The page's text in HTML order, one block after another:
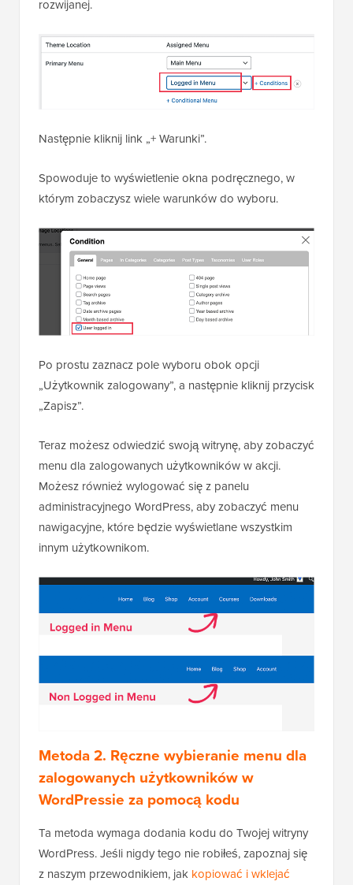
rozwijanej.
Następnie kliknij link „+ Warunki”.
Spowoduje to wyświetlenie okna podręcznego, w
którym zobaczysz wiele warunków do wyboru.
Po prostu zaznacz pole wyboru obok opcji
„Użytkownik zalogowany”, a następnie kliknij przycisk
„Zapisz”.
Teraz możesz odwiedzić swoją witrynę, aby zobaczyć
menu dla zalogowanych użytkowników w akcji.
Możesz również wylogować się z panelu
administracyjnego WordPress, aby zobaczyć menu
nawigacyjne, które będzie wyświetlane wszystkim
innym użytkownikom.
Metoda 2. Ręczne wybieranie menu dla
zalogowanych użytkowników w
WordPressie za pomocą kodu
Ta metoda wymaga dodania kodu do Twojej witryny
WordPress. Jeśli nigdy tego nie robiłeś, zapoznaj się
z naszym przewodnikiem, jak kopiować i wklejać